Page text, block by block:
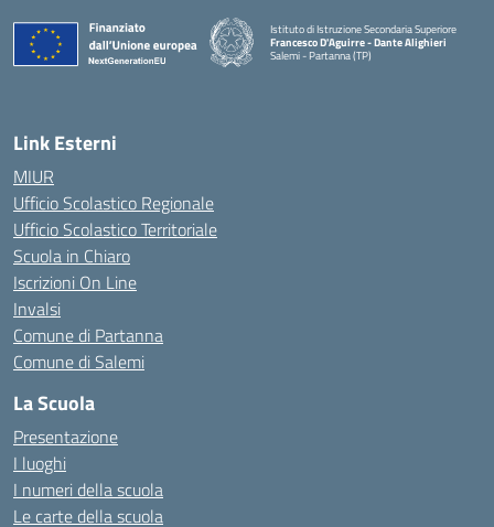
Istituto di Istruzione Secondaria Superiore
Francesco D'Aguirre - Dante Alighieri
Salemi - Partanna (TP)
Link Esterni
MIUR
Ufficio Scolastico Regionale
Ufficio Scolastico Territoriale
Scuola in Chiaro
Iscrizioni On Line
Invalsi
Comune di Partanna
Comune di Salemi
La Scuola
Presentazione
I luoghi
I numeri della scuola
Le carte della scuola